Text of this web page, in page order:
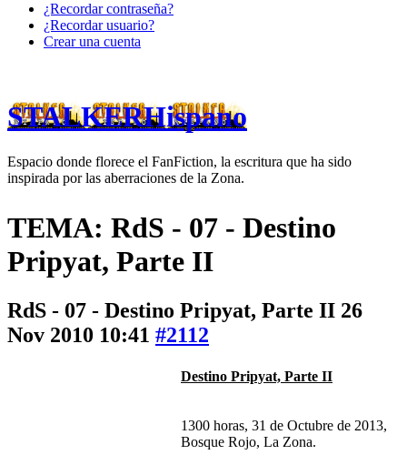
¿Recordar contraseña?
¿Recordar usuario?
Crear una cuenta
STALKERHispano
Espacio donde florece el FanFiction, la escritura que ha sido
inspirada por las aberraciones de la Zona.
TEMA: RdS - 07 - Destino
Pripyat, Parte II
RdS - 07 - Destino Pripyat, Parte II 26
Nov 2010 10:41 #2112
Destino Pripyat, Parte II
1300 horas, 31 de Octubre de 2013,
Bosque Rojo, La Zona.